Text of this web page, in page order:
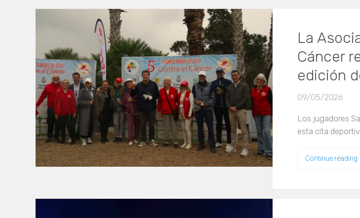
La
Cáncer
edición
09/05/2026
Los jugadores
esta cita
Continue reading